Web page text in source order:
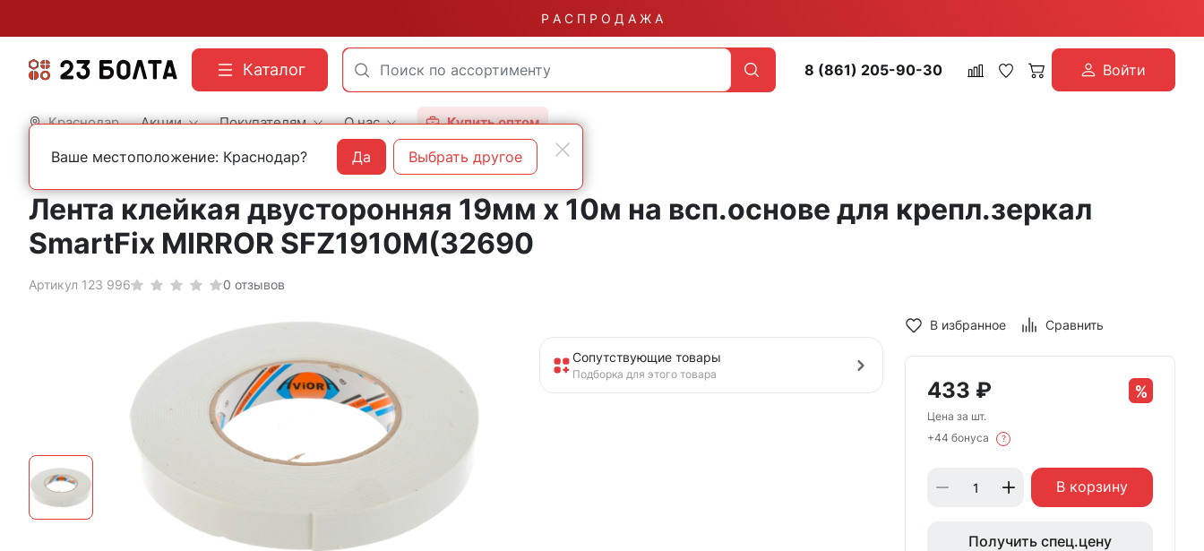
Р А С П Р О Д А Ж А
Каталог 8 (861) 205-90-30 Войти
Краснодар Акции Покупателям О нас Купить оптом
Главная Хозтовары Скотч и изолента Лента клейкая
Лента клейкая двусторонняя 19мм х 10м на всп.основе для крепл.зеркал
SmartFix MIRROR SFZ1910M(32690
Артикул 123 996 0 отзывов
Сопутствующие товары
Подборка для этого товара
В избранное Сравнить
433 ₽
Цена за шт.
+44 бонуса
?
В корзину
Получить спец.цену
Ваше местоположение: Краснодар? Да Выбрать другое